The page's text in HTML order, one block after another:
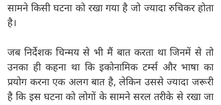
सामने किसी घटना को रखा गया है जो ज्यादा रुचिकर होता
है।
जब निर्देशक चिन्मय से भी मैं बात करता था जिनमें से तो
उनका ही कहना था कि इकोनामिक टर्म्स और भाषा का
प्रयोग करना एक अलग बात है, लेकिन उससे ज्यादा जरूरी
है कि इस घटना को लोगों के सामने सरल तरीके से रखा जा